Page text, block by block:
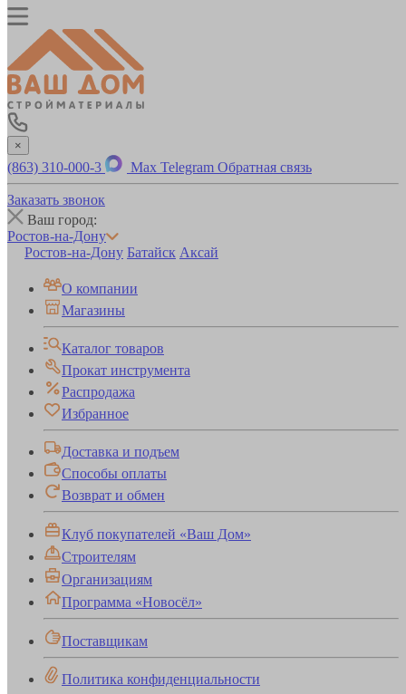
×
(863) 310-000-3 Max Telegram Обратная связь
Заказать звонок
Ваш город:
Ростов-на-Дону
Ростов-на-Дону Батайск Аксай
О компании
Магазины
Каталог товаров
Прокат инструмента
Распродажа
Избранное
Доставка и подъем
Способы оплаты
Возврат и обмен
Клуб покупателей «Ваш Дом»
Строителям
Организациям
Программа «Новосёл»
Поставщикам
Политика конфиденциальности